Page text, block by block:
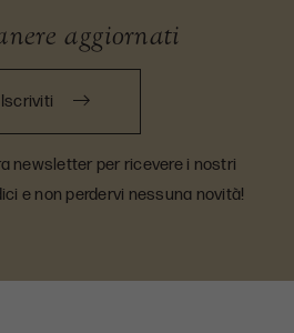
aggiornati
Iscriviti
newsletter per ricevere i nostri
e non perdervi nessuna novità!